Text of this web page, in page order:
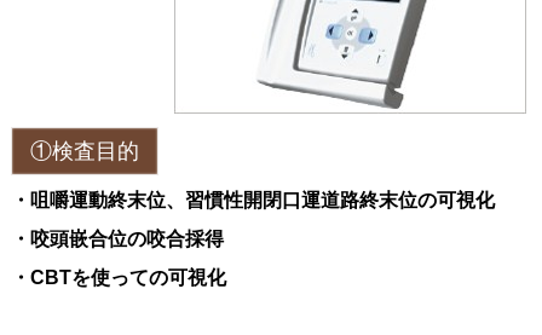
①検査目的
・咀嚼運動終末位、習慣性開閉口運道路終末位の可視化
・咬頭嵌合位の咬合採得
・CBTを使っての可視化